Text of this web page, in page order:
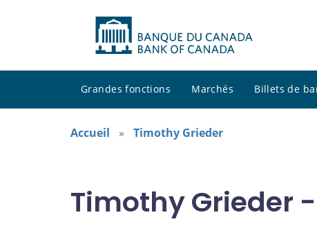
Grandes fonctions Marchés Billets de
Accueil Timothy Grieder
Timothy Grieder